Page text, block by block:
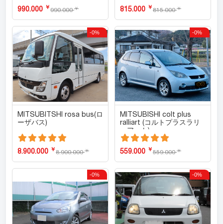
990.000￥
990.000 ￥ 815.000￥
815.000 ￥
-0%
MITSUBITSHI rosa bus(ロ
ーザバス)
8.900.000￥
8.900.000 ￥
-0%
MITSUBISHI colt plus
ralliart (コルトプラスラリ
ーアート)
559.000￥
559.000 ￥
-0% -0%